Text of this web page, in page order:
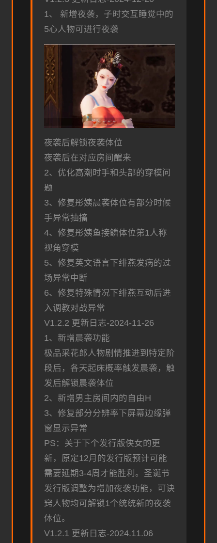
1、 新增夜袭，子时交互睡觉中的
5心人物可进行夜袭
夜袭后解锁夜袭体位
夜袭后在对应房间醒来
2、优化高潮时手和头部的穿模问
题
3、修复彤姨晨袭体位有部分时候
手异常抽搐
4、修复彤姨鱼接鳞体位第1人称
视角穿模
5、修复英文语言下绯燕发病的过
场异常中断
6、修复特殊情况下绯燕互动后进
入调教对战异常
V1.2.2 更新日志-2024-11-26
1、新增晨袭功能
极品采花郎人物剧情推进到特定阶
段后，各天起床概率触发晨袭，触
发后解锁晨袭体位
2、新增男主房间内的自由H
3、修复部分分辨率下屏幕边缘弹
窗显示异常
PS：关于下个发行版侠女的更
新，原定12月的发行版预计可能
需要延期3-4周才能胜利。圣诞节
发行版调整为增加夜袭功能，可诀
窍人物均可解锁1个统统新的夜袭
体位。
V1.2.1 更新日志-2024.11.06